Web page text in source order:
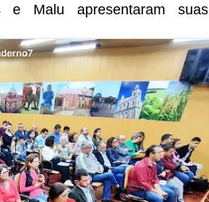
e Malu apresentaram suas